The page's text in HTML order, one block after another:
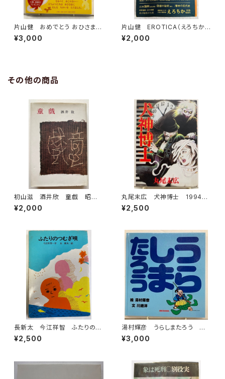
片山健 おめでとう おひさま
中川ひろたか カット入り 片山
健のサイン 2011年 初版
¥3,000
片山健 EROTICA（えろちか）
１巻３号 1969年 三崎書房
¥2,000
その他の商品
初山滋 酒井欣 童戯 昭和5
8年 復刻版 第一書房刊
¥2,000
丸尾末広 犬神博士 1994
年 初版 秋田書店
¥2,500
長新太 今江祥智 ふたりのつ
むぎ唄 1976年 初版 理論
社刊
¥2,500
湯村輝彦 うらしまたろう 川
崎洋 1989年 初版 ミキハ
ウス
¥3,000